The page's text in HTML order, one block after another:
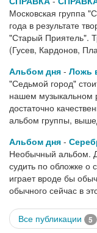
Московская группа
года в результате
"Старый Приятель".
(Гусев, Кардонов,
Альбом дня - Ложь
"Седьмой город"
нашем музыкальном
достаточно
альбом группы,
Альбом дня -
Необычный альбом.
судить по обложке о
играет вроде бы
обычного сейчас в
Все публикации 5